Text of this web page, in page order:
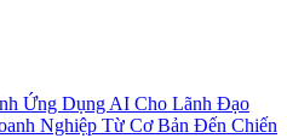
Ứng Dụng AI Cho Lãnh Đạo
Nghiệp Từ Cơ Bản Đến Chiến